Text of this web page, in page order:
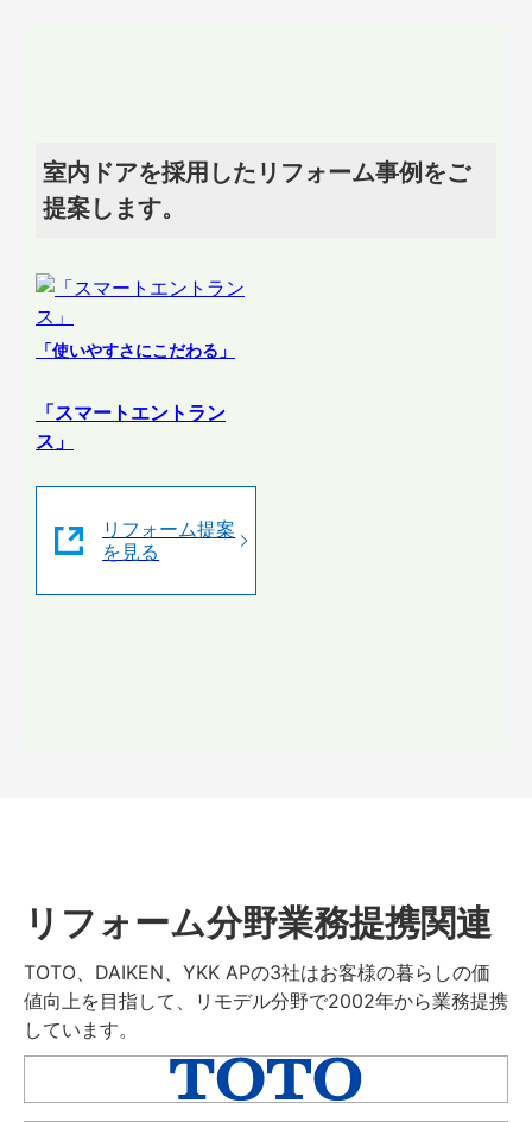
室内ドアを採用したリフォーム事例をご
提案します。
「使いやすさにこだわる」
「スマートエントラン
ス」
リフォーム提案
を見る
リフォーム分野業務提携関連
TOTO、DAIKEN、YKK APの3社はお客様の暮らしの価
値向上を目指して、リモデル分野で2002年から業務提携
しています。